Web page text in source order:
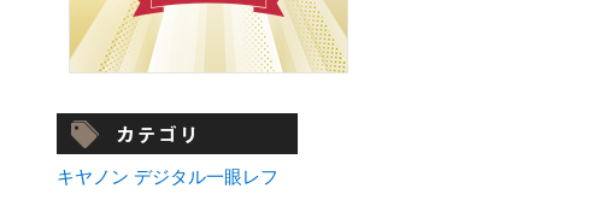
キヤノン デジタル一眼レフ